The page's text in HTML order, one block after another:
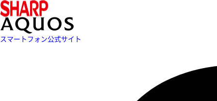
スマートフォン公式サイト